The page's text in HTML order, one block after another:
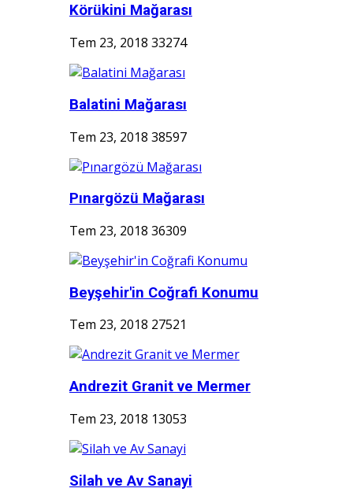
Körükini Mağarası
Tem 23, 2018 33274
Balatini Mağarası
Tem 23, 2018 38597
Pınargözü Mağarası
Tem 23, 2018 36309
Beyşehir'in Coğrafi Konumu
Tem 23, 2018 27521
Andrezit Granit ve Mermer
Tem 23, 2018 13053
Silah ve Av Sanayi